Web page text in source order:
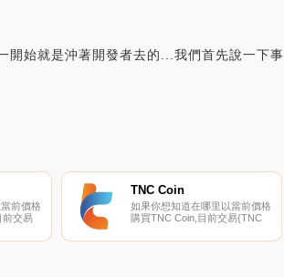
始就是沖著開發者去的...我們首先說一下事
前價格
前交易
TNC Coin
如果你想知道在哪里以當前價格
購買TNC Coin,目前交易{TNC
所是CoinTiger、XT.COM、